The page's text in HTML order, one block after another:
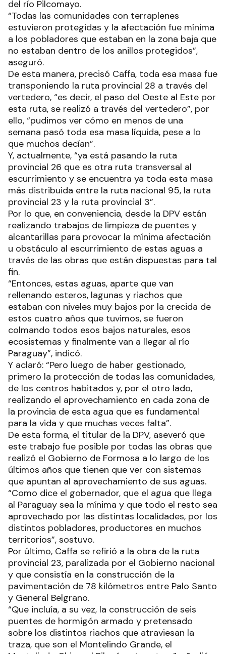
del río Pilcomayo.
“Todas las comunidades con terraplenes
estuvieron protegidas y la afectación fue mínima
a los pobladores que estaban en la zona baja que
no estaban dentro de los anillos protegidos”,
aseguró.
De esta manera, precisó Caffa, toda esa masa fue
transponiendo la ruta provincial 28 a través del
vertedero, “es decir, el paso del Oeste al Este por
esta ruta, se realizó a través del vertedero”, por
ello, “pudimos ver cómo en menos de una
semana pasó toda esa masa líquida, pese a lo
que muchos decían”.
Y, actualmente, “ya está pasando la ruta
provincial 26 que es otra ruta transversal al
escurrimiento y se encuentra ya toda esta masa
más distribuida entre la ruta nacional 95, la ruta
provincial 23 y la ruta provincial 3”.
Por lo que, en conveniencia, desde la DPV están
realizando trabajos de limpieza de puentes y
alcantarillas para provocar la mínima afectación
u obstáculo al escurrimiento de estas aguas a
través de las obras que están dispuestas para tal
fin.
“Entonces, estas aguas, aparte que van
rellenando esteros, lagunas y riachos que
estaban con niveles muy bajos por la crecida de
estos cuatro años que tuvimos, se fueron
colmando todos esos bajos naturales, esos
ecosistemas y finalmente van a llegar al río
Paraguay”, indicó.
Y aclaró: “Pero luego de haber gestionado,
primero la protección de todas las comunidades,
de los centros habitados y, por el otro lado,
realizando el aprovechamiento en cada zona de
la provincia de esta agua que es fundamental
para la vida y que muchas veces falta”.
De esta forma, el titular de la DPV, aseveró que
este trabajo fue posible por todas las obras que
realizó el Gobierno de Formosa a lo largo de los
últimos años que tienen que ver con sistemas
que apuntan al aprovechamiento de sus aguas.
“Como dice el gobernador, que el agua que llega
al Paraguay sea la mínima y que todo el resto sea
aprovechado por las distintas localidades, por los
distintos pobladores, productores en muchos
territorios”, sostuvo.
Por último, Caffa se refirió a la obra de la ruta
provincial 23, paralizada por el Gobierno nacional
y que consistía en la construcción de la
pavimentación de 78 kilómetros entre Palo Santo
y General Belgrano.
“Que incluía, a su vez, la construcción de seis
puentes de hormigón armado y pretensado
sobre los distintos riachos que atraviesan la
traza, que son el Montelindo Grande, el